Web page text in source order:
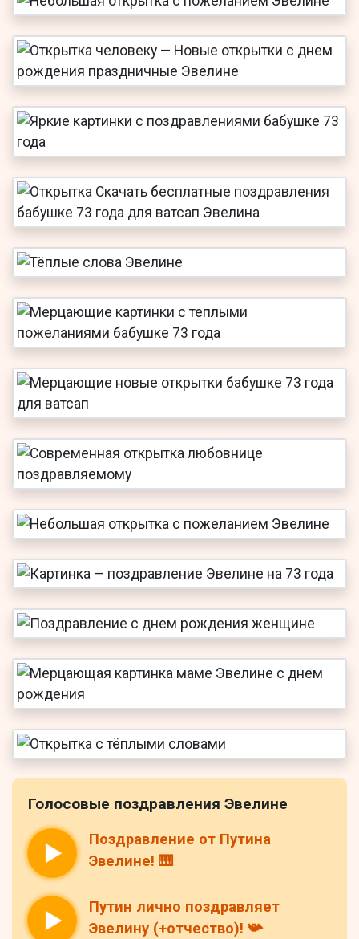
Голосовые поздравления Эвелине
Поздравление от Путина
Эвелине! 🎹
Путин лично поздравляет
Эвелину (+отчество)! 📯